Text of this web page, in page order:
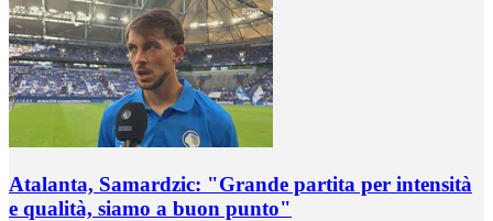
Atalanta, Samardzic: "Grande partita per intensità
e qualità, siamo a buon punto"